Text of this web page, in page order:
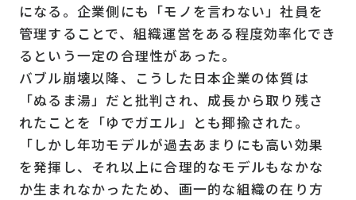
になる。企業側にも「モノを言わない」社員を
管理することで、組織運営をある程度効率化でき
るという一定の合理性があった。
バブル崩壊以降、こうした日本企業の体質は
「ぬるま湯」だと批判され、成長から取り残さ
れたことを「ゆでガエル」とも揶揄された。
「しかし年功モデルが過去あまりにも高い効果
を発揮し、それ以上に合理的なモデルもなかな
か生まれなかったため、画一的な組織の在り方